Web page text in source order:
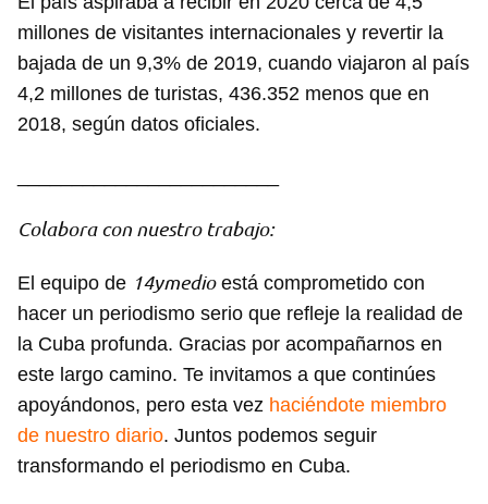
Para poder guardar como favorito, primero has de
iniciar sesión con tu cuenta de 14ymedio.
INICIAR SESIÓN
millones de visitantes internacionales y revertir la
bajada de un 9,3% de 2019, cuando viajaron al país
4,2 millones de turistas, 436.352 menos que en
2018, según datos oficiales.
Colabora con nuestro trabajo:
El equipo de 14ymedioestá comprometido con
hacer un periodismo serio que refleje la realidad de
la Cuba profunda. Gracias por acompañarnos en
este largo camino. Te invitamos a que continúes
apoyándonos, pero esta vez haciéndote miembro
de nuestro diario. Juntos podemos seguir
transformando el periodismo en Cuba.